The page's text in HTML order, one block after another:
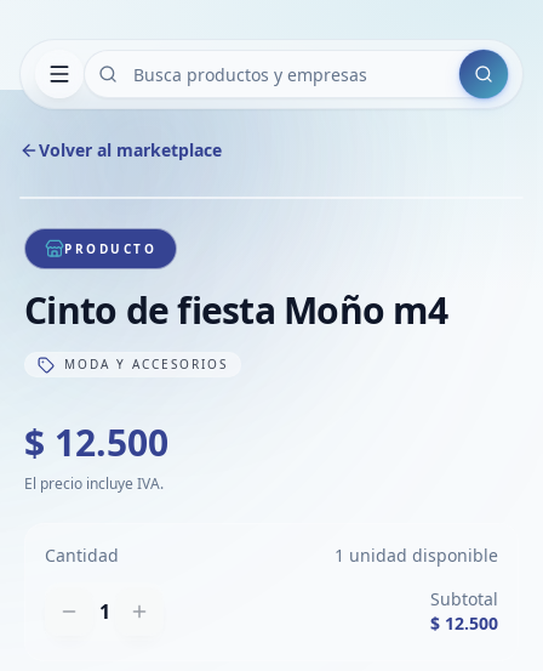
Buscar
Volver al marketplace
1/1
PRODUCTO
Cinto de fiesta Moño m4
MODA Y ACCESORIOS
$ 12.500
El precio incluye IVA.
Cantidad 1 unidad disponible
1
Subtotal
$ 12.500